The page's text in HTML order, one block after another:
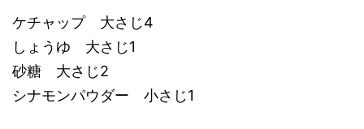
ケチャップ 大さじ4
しょうゆ 大さじ1
砂糖 大さじ2
シナモンパウダー 小さじ1